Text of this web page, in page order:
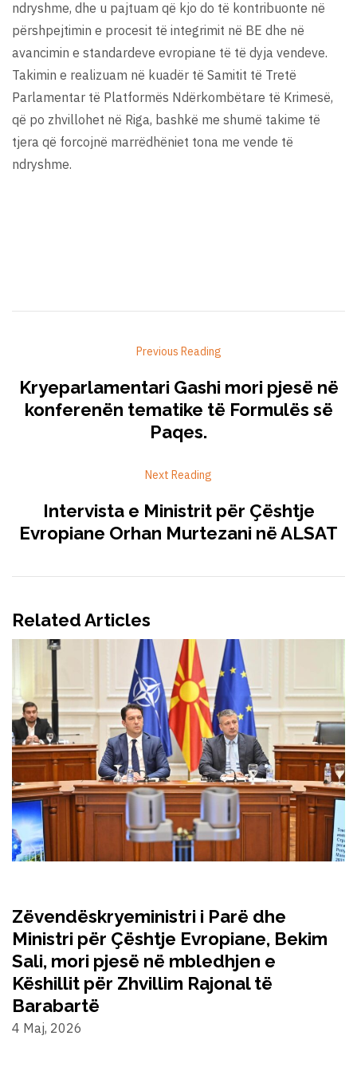
ndryshme, dhe u pajtuam që kjo do të kontribuonte në
përshpejtimin e procesit të integrimit në BE dhe në
avancimin e standardeve evropiane të të dyja vendeve.
Takimin e realizuam në kuadër të Samitit të Tretë
Parlamentar të Platformës Ndërkombëtare të Krimesë,
që po zhvillohet në Riga, bashkë me shumë takime të
tjera që forcojnë marrëdhëniet tona me vende të
ndryshme.
Previous Reading
Kryeparlamentari Gashi mori pjesë në
konferenën tematike të Formulës së
Paqes.
Next Reading
Intervista e Ministrit për Çështje
Evropiane Orhan Murtezani në ALSAT
Related Articles
Zëvendëskryeministri i Parë dhe
Ministri për Çështje Evropiane, Bekim
Sali, mori pjesë në mbledhjen e
Këshillit për Zhvillim Rajonal të
Barabartë
4 Maj, 2026